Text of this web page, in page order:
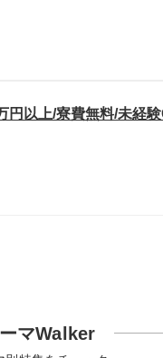
円以上/寮費無料/未経
マWalker